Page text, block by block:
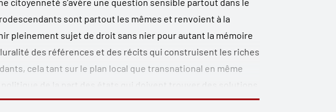
sont partout les mêmes et renvoient à la
pleinement sujet de droit sans nier pour autant la mémoire
des références et des récits qui construisent les riches
cela tant sur le plan local que transnational en même
politique de la part des états qui doivent trouver des solutions
le plus souvent aux prises avec la pauvreté et